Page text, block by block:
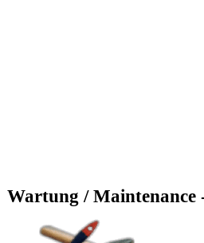
Wartung / Maintenance